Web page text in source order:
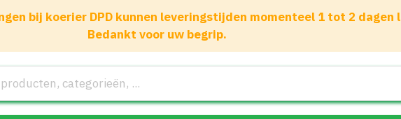
bij koerier DPD kunnen leveringstijden momenteel 1 tot 2 dagen
Bedankt voor uw begrip.